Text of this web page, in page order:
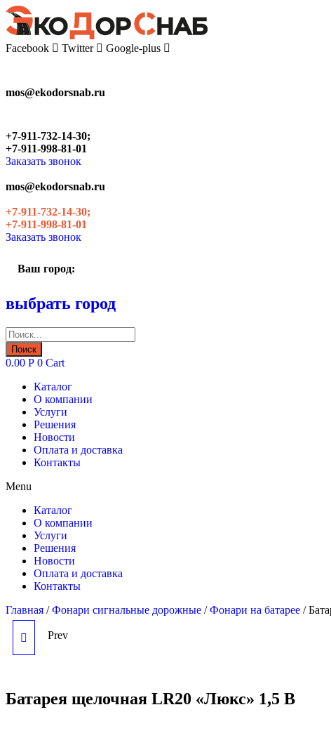
Skip
to
the
content
Facebook Twitter Google-plus
mos@ekodorsnab.ru
+7-911-732-14-30;
+7-911-998-81-01
Заказать звонок
mos@ekodorsnab.ru
+7-911-732-14-30;
+7-911-998-81-01
Заказать звонок
Ваш город:
выбрать город
Поиск
товаров
Поиск
0.00 Р 0 Cart
Каталог
О компании
Услуги
Решения
Новости
Оплата и доставка
Контакты
Menu
Каталог
О компании
Услуги
Решения
Новости
Оплата и доставка
Контакты
Главная /Фонари сигнальные дорожные /Фонари на батарее /
ИСКУССТВЕННАЯ
НЕРОВНОСТЬ ИДН-1100
Prev
Батарея щелочная LR20 «Люкс» 1,5 В